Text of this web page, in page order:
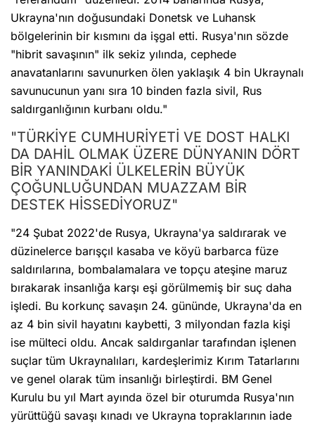
Ukrayna'nın doğusundaki Donetsk ve Luhansk
bölgelerinin bir kısmını da işgal etti. Rusya'nın sözde
"hibrit savaşının" ilk sekiz yılında, cephede
anavatanlarını savunurken ölen yaklaşık 4 bin Ukraynalı
savunucunun yanı sıra 10 binden fazla sivil, Rus
saldırganlığının kurbanı oldu."
"TÜRKİYE CUMHURİYETİ VE DOST HALKI
DA DAHİL OLMAK ÜZERE DÜNYANIN DÖRT
BİR YANINDAKİ ÜLKELERİN BÜYÜK
ÇOĞUNLUĞUNDAN MUAZZAM BİR
DESTEK HİSSEDİYORUZ"
"24 Şubat 2022'de Rusya, Ukrayna'ya saldırarak ve
düzinelerce barışçıl kasaba ve köyü barbarca füze
saldırılarına, bombalamalara ve topçu ateşine maruz
bırakarak insanlığa karşı eşi görülmemiş bir suç daha
işledi. Bu korkunç savaşın 24. gününde, Ukrayna'da en
az 4 bin sivil hayatını kaybetti, 3 milyondan fazla kişi
ise mülteci oldu. Ancak saldırganlar tarafından işlenen
suçlar tüm Ukraynalıları, kardeşlerimiz Kırım Tatarlarını
ve genel olarak tüm insanlığı birleştirdi. BM Genel
Kurulu bu yıl Mart ayında özel bir oturumda Rusya'nın
yürüttüğü savaşı kınadı ve Ukrayna topraklarının iade